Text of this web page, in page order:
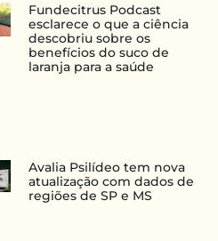
Fundecitrus Podcast
esclarece o que a ciência
descobriu sobre os
benefícios do suco de
laranja para a saúde
Avalia Psilídeo tem nova
atualização com dados de
regiões de SP e MS